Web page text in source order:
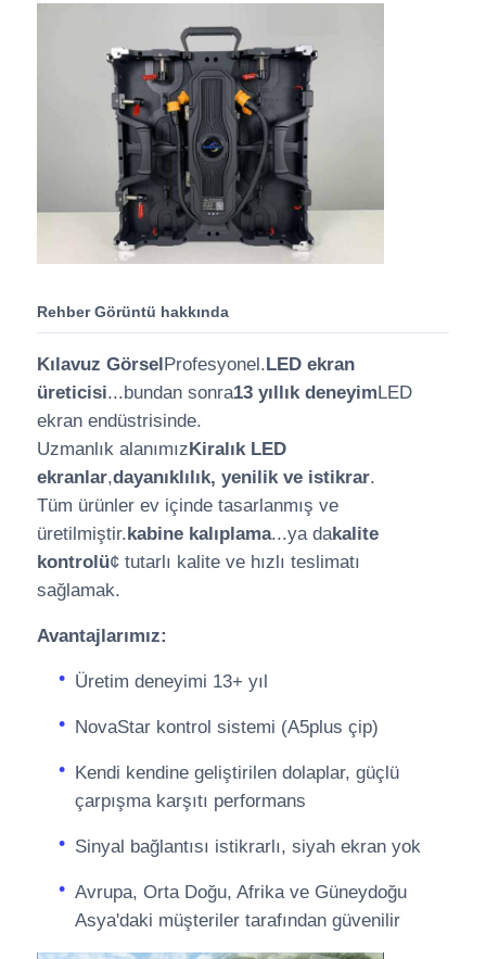
Rehber Görüntü hakkında
Kılavuz GörselProfesyonel.LED ekran
üreticisi...bundan sonra13 yıllık deneyimLED
ekran endüstrisinde.
Uzmanlık alanımızKiralık LED
ekranlar,dayanıklılık, yenilik ve istikrar.
Tüm ürünler ev içinde tasarlanmış ve
üretilmiştir.kabine kalıplama...ya dakalite
kontrolü¢ tutarlı kalite ve hızlı teslimatı
sağlamak.
Avantajlarımız:
Üretim deneyimi 13+ yıl
NovaStar kontrol sistemi (A5plus çip)
Kendi kendine geliştirilen dolaplar, güçlü
çarpışma karşıtı performans
Sinyal bağlantısı istikrarlı, siyah ekran yok
Avrupa, Orta Doğu, Afrika ve Güneydoğu
Asya'daki müşteriler tarafından güvenilir